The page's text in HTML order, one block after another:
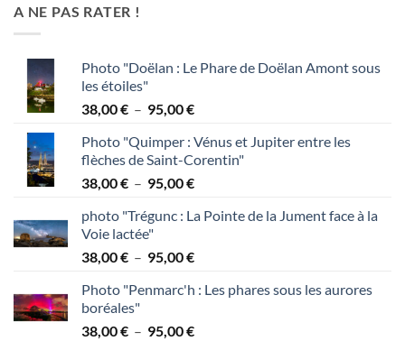
A NE PAS RATER !
Photo "Doëlan : Le Phare de Doëlan Amont sous
les étoiles"
38,00€ – 95,00€Plage
prix :
38,00 €
à
Photo "Quimper : Vénus et Jupiter entre les
flèches de Saint-Corentin"
38,00€ – 95,00€Plage
prix :
à
photo "Trégunc : La Pointe de la Jument face à la
Voie lactée"
38,00€ – 95,00€Plage
prix :
à
Photo "Penmarc'h : Les phares sous les aurores
boréales"
38,00€ – 95,00€Plage